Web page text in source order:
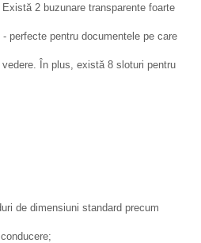
2 buzunare transparente foarte
perfecte pentru documentele pe care
În plus, există 8 sloturi pentru
de dimensiuni standard precum